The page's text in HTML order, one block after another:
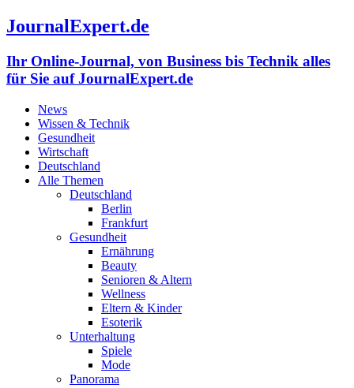
JournalExpert.de
Ihr Online-Journal, von Business bis Technik alles
für Sie auf JournalExpert.de
News
Wissen & Technik
Gesundheit
Wirtschaft
Deutschland
Alle Themen
Deutschland
Berlin
Frankfurt
Gesundheit
Ernährung
Beauty
Senioren & Altern
Wellness
Eltern & Kinder
Esoterik
Unterhaltung
Spiele
Mode
Panorama